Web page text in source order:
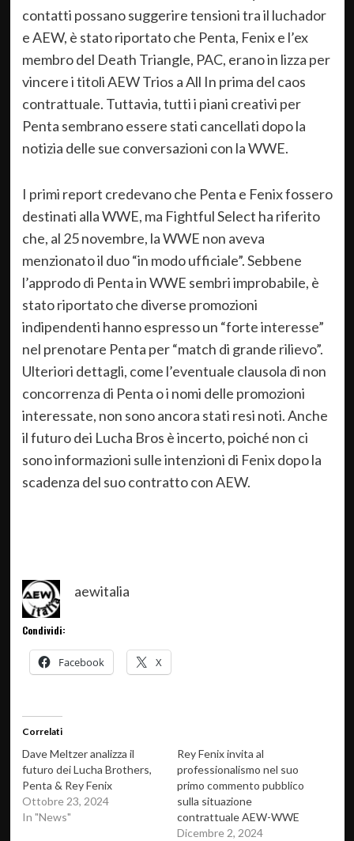
contatti possano suggerire tensioni tra il luchador
e AEW, è stato riportato che Penta, Fenix e l’ex
membro del Death Triangle, PAC, erano in lizza per
vincere i titoli AEW Trios a All In prima del caos
contrattuale. Tuttavia, tutti i piani creativi per
Penta sembrano essere stati cancellati dopo la
notizia delle sue conversazioni con la WWE.
I primi report credevano che Penta e Fenix fossero
destinati alla WWE, ma Fightful Select ha riferito
che, al 25 novembre, la WWE non aveva
menzionato il duo “in modo ufficiale”. Sebbene
l’approdo di Penta in WWE sembri improbabile, è
stato riportato che diverse promozioni
indipendenti hanno espresso un “forte interesse”
nel prenotare Penta per “match di grande rilievo”.
Ulteriori dettagli, come l’eventuale clausola di non
concorrenza di Penta o i nomi delle promozioni
interessate, non sono ancora stati resi noti. Anche
il futuro dei Lucha Bros è incerto, poiché non ci
sono informazioni sulle intenzioni di Fenix dopo la
scadenza del suo contratto con AEW.
aewitalia
Condividi:
Facebook X
Correlati
Dave Meltzer analizza il
futuro dei Lucha Brothers,
Penta & Rey Fenix
Ottobre 23, 2024
In "News"
Rey Fenix invita al
professionalismo nel suo
primo commento pubblico
sulla situazione
contrattuale AEW-WWE
Dicembre 2, 2024